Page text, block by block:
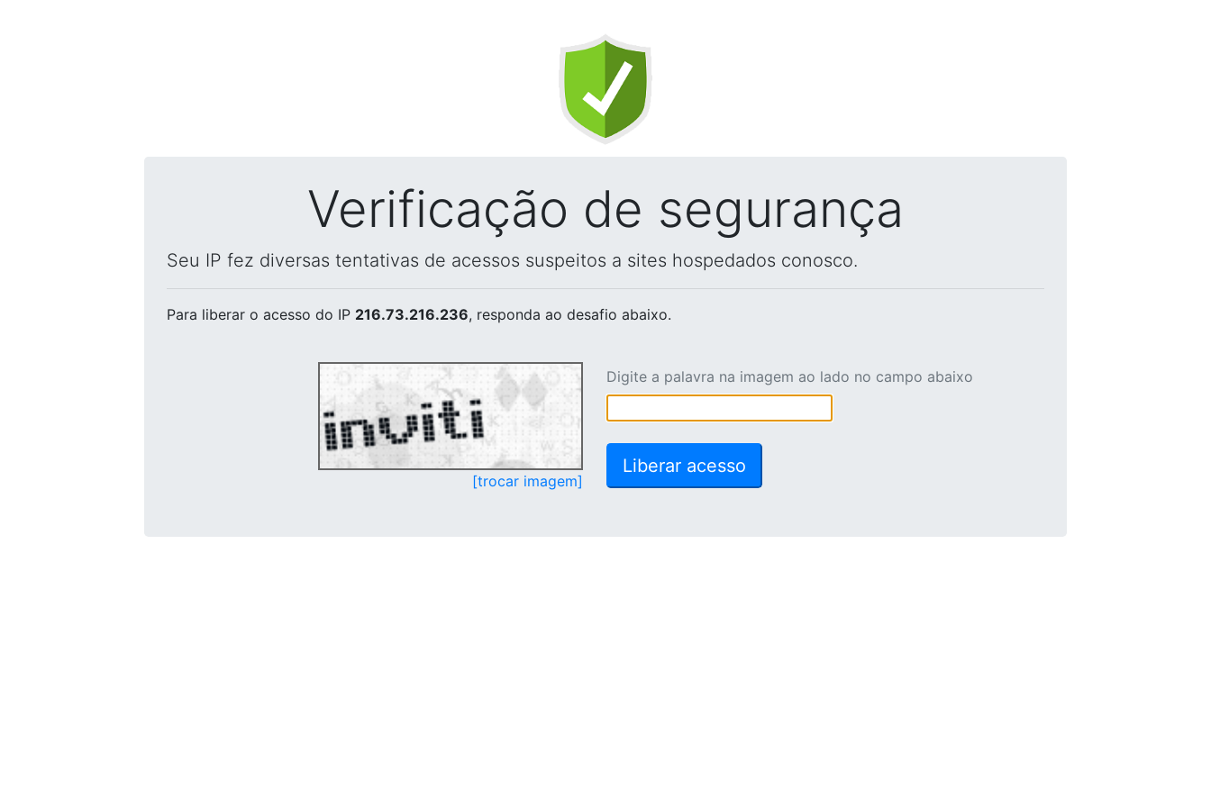
Verificação de segurança
Seu IP fez diversas tentativas de acessos suspeitos a sites hospedados conosco.
Para liberar o acesso do IP 216.73.216.236, responda ao desafio abaixo.
[trocar imagem]
Digite a palavra na imagem ao lado no campo abaixo